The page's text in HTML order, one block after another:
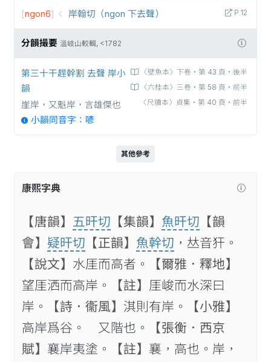
P.12
[ngon6] 岸翰切（ngon 下去聲）
分韻撮要 溫岐山較輯, <1782
〈壁魚本〉下卷‧第 43 頁‧後半
〈六桂本〉三卷‧第 58 頁‧前半
〈尺牘本〉貞集‧第 40 頁‧前半
第三十干趕幹割 去聲 岸小
韻
崖岸，又魁岸，言雄傑也
小韻同音字：喭
其他參考
康熙字典
【唐韻】 五旰切 【集韻】 魚旰切 【韻
會】 疑旰切 【正韻】 魚幹切 ，𠀤音犴。
【說文】 水厓而高者。
【爾雅．釋地】
望厓洒而高岸。
【註】 厓峻而水深曰
岸。
【詩．衞風】 淇則有岸。
【小雅】
高岸爲谷。 又階也。
【張衡．西京
賦】 襄岸夷塗。 【註】 襄，高也。岸，